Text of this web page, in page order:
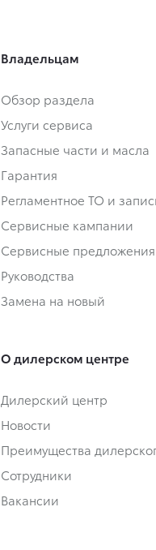
Владельцам
Обзор раздела
Услуги сервиса
Запасные части и масла
Гарантия
Регламентное ТО и
Сервисные кампании
Сервисные предложения
Руководства
Замена на новый
О дилерском центре
Дилерский центр
Новости
Преимущества
Сотрудники
Вакансии